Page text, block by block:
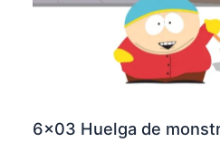
6×03 Huelga de